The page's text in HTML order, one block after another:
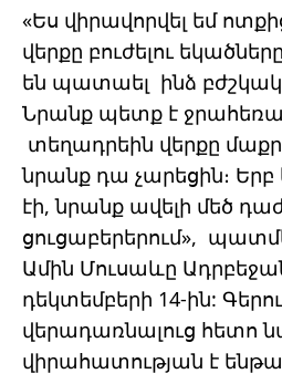
«Ես վիրավորվել եմ
վերքը բուժելու
են պատաել ինձ
Նրանք պետք է
տեղադրեին վերքը
նրանք դա չարեցին։ Երբ
էի, նրանք ավելի մեծ
ցուցաբերերում»,
Ամին Մուսաևը
դեկտեմբերի 14-ին:
վերադառնալուց հետո
վիրահատության է